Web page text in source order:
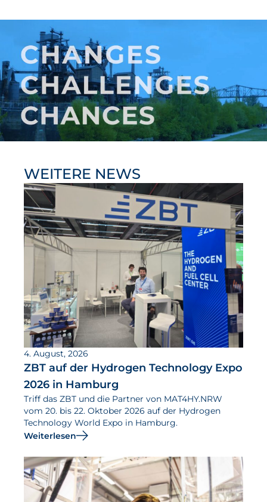
WEITERE NEWS
4. August, 2026
ZBT auf der Hydrogen Technology Expo
2026 in Hamburg
Triff das ZBT und die Partner von MAT4HY.NRW
vom 20. bis 22. Oktober 2026 auf der Hydrogen
Technology World Expo in Hamburg.
Weiterlesen